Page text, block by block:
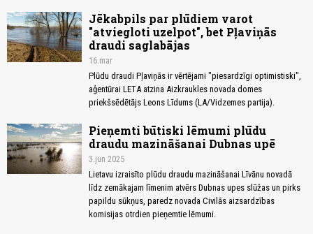
Jēkabpils par plūdiem varot
"atviegloti uzelpot", bet Pļaviņās
draudi saglabājas
16.mar
Plūdu draudi Pļaviņās ir vērtējami "piesardzīgi optimistiski",
aģentūrai LETA atzina Aizkraukles novada domes
priekšsēdētājs Leons Līdums (LA/Vidzemes partija).
Pieņemti būtiski lēmumi plūdu
draudu mazināšanai Dubnas upē
3.jun 2025
Lietavu izraisīto plūdu draudu mazināšanai Līvānu novadā
līdz zemākajam līmenim atvērs Dubnas upes slūžas un pirks
papildu sūkņus, paredz novada Civilās aizsardzības
komisijas otrdien pieņemtie lēmumi.